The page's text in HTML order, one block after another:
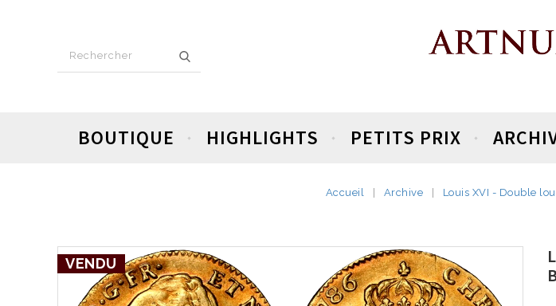
BOUTIQUE HIGHLIGHTS PETITS PRIX
Accueil Archive Louis XVI - Double
VENDU